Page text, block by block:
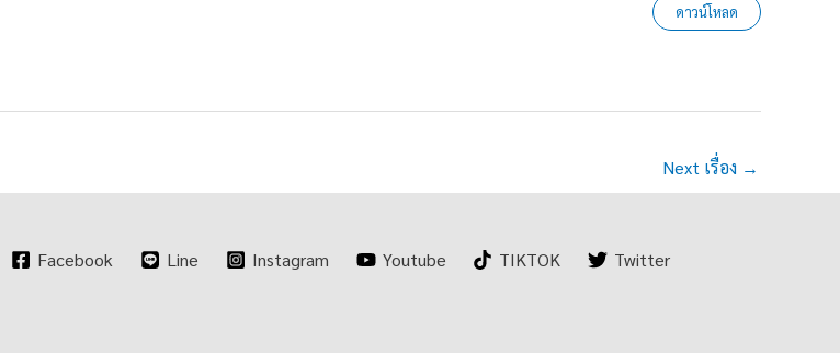
ดาวน์โหลด
Next เรื่อง →
Facebook Line Instagram Youtube TIKTOK Twitter